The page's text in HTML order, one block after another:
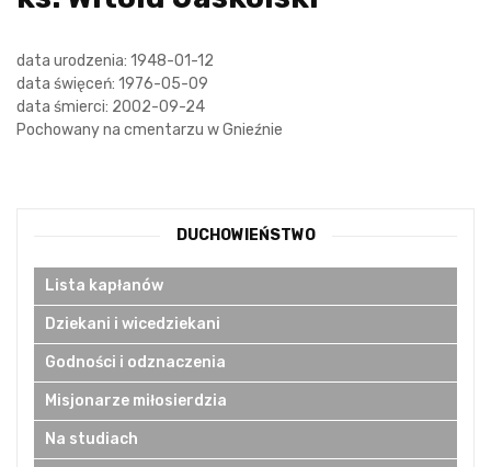
data urodzenia: 1948-01-12
data święceń: 1976-05-09
data śmierci: 2002-09-24
Pochowany na cmentarzu w Gnieźnie
DUCHOWIEŃSTWO
Lista kapłanów
Dziekani i wicedziekani
Godności i odznaczenia
Misjonarze miłosierdzia
Na studiach